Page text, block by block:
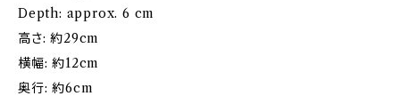
Depth: approx. 6 cm
高さ: 約29cm
横幅: 約12cm
奥行: 約6cm